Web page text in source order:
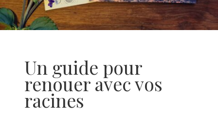
Un guide pour
renouer avec vos
racines